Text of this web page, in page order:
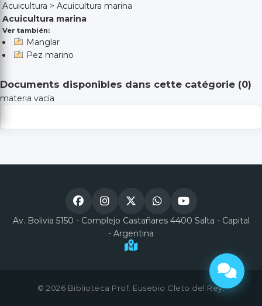
Acuicultura > Acuicultura marina
Acuicultura marina
Ver también:
Manglar
Pez marino
Documents disponibles dans cette catégorie (0)
materia vacía
Av. Bolivia 5150 - Complejo Castañares 4400 Salta - Capital
- Argentina
© 2026 Biblioteca Prof. Eusebio Cleto del Rey.